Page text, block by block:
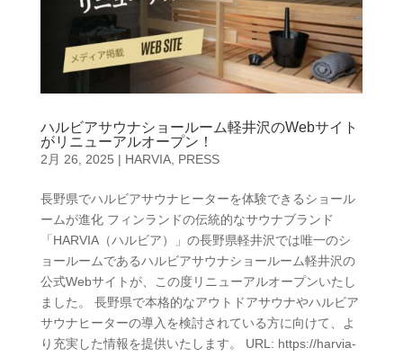
ハルビアサウナショールーム軽井沢のWebサイト
がリニューアルオープン！
2月 26, 2025 | HARVIA, PRESS
長野県でハルビアサウナヒーターを体験できるショール
ームが進化 フィンランドの伝統的なサウナブランド
「HARVIA（ハルビア）」の長野県軽井沢では唯一のシ
ョールームであるハルビアサウナショールーム軽井沢の
公式Webサイトが、この度リニューアルオープンいたし
ました。 長野県で本格的なアウトドアサウナやハルビア
サウナヒーターの導入を検討されている方に向けて、よ
り充実した情報を提供いたします。 URL: https://harvia-